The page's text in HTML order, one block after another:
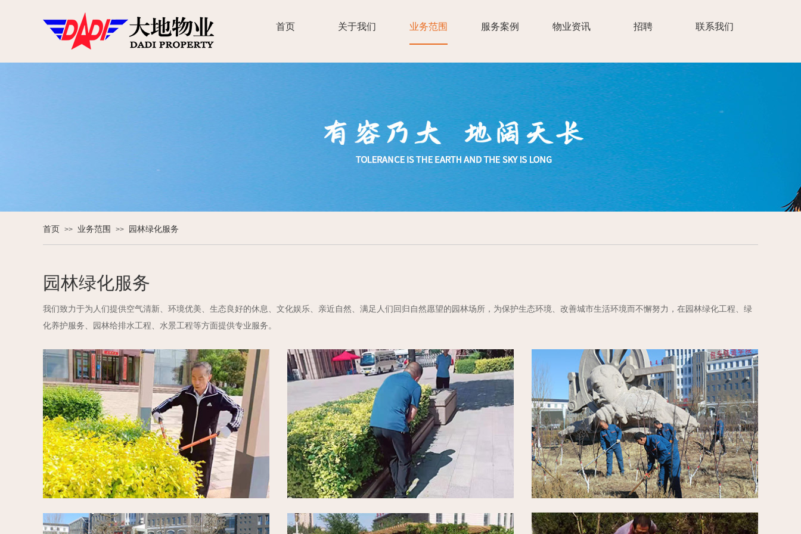
首页 关于我们 业务范围 服务案例 物业资讯 招聘 联系我们
首页 >> 业务范围 >> 园林绿化服务
园林绿化服务
我们致力于为人们提供空气清新、环境优美、生态良好的休息、文化娱乐、亲近自然、满足人们回归自然愿望的园林场所，为保护生态环境、改善城市生活环境而不懈努力，在园林绿化工程、绿
化养护服务、园林给排水工程、水景工程等方面提供专业服务。